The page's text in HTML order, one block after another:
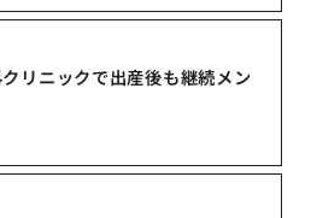
リニックで出産後も継続メン